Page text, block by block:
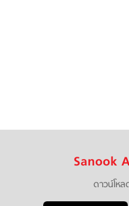
Sanook
ดาวน์โห